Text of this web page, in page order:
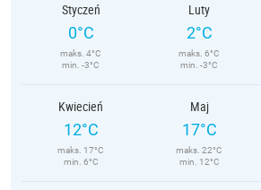
Styczeń
0°C
maks. 4°C
min. -3°C
Luty
2°C
maks. 6°C
min. -3°C
Kwiecień
12°C
maks. 17°C
min. 6°C
Maj
17°C
maks. 22°C
min. 12°C